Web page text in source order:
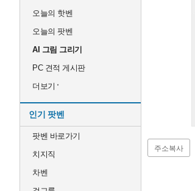
오늘의 핫벤
오늘의 팟벤
AI 그림 그리기
PC 견적 게시판
더보기
인기 팟벤
팟벤 바로가기
치지직
차벤
주소복사